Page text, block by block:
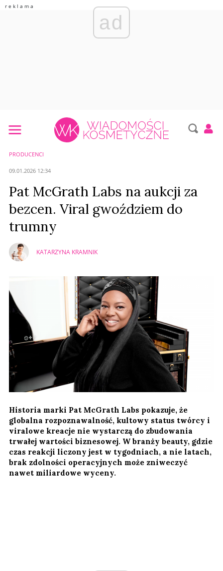
ad
PRODUCENCI
09.01.2026 12:34
Pat McGrath Labs na aukcji za
bezcen. Viral gwoździem do
trumny
KATARZYNA KRAMNIK
Historia marki Pat McGrath Labs pokazuje, że
globalna rozpoznawalność, kultowy status twórcy i
viralowe kreacje nie wystarczą do zbudowania
trwałej wartości biznesowej. W branży beauty, gdzie
czas reakcji liczony jest w tygodniach, a nie latach,
brak zdolności operacyjnych może zniweczyć
nawet miliardowe wyceny.